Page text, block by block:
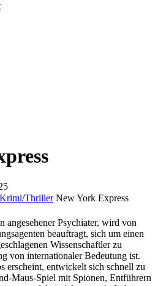
Krimi/Thriller New York Express
angesehener Psychiater, wird von
beauftragt, sich um einen
Wissenschaftler zu
von internationaler Bedeutung ist.
erscheint, entwickelt sich schnell zu
Maus-Spiel mit Spionen, Entführern